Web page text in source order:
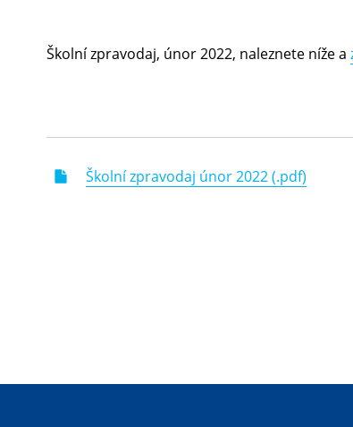
Školní zpravodaj, únor 2022, naleznete níže a
Školní zpravodaj únor 2022 (.pdf)